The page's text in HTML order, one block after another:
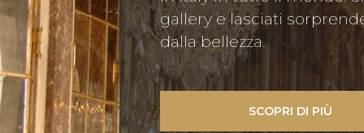
gallery e lasciati
dalla bellezza.
SCOPRI DI PIÙ